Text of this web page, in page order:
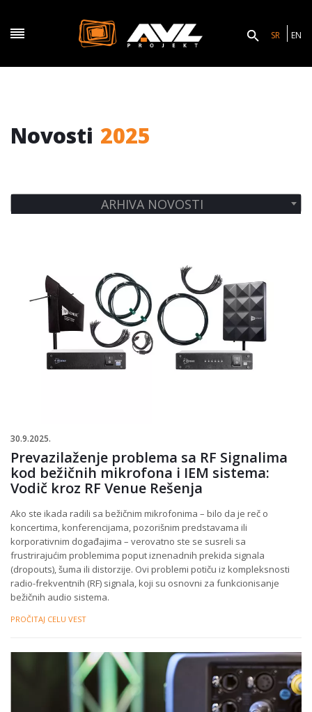
SR EN
Novosti 2025
ARHIVA NOVOSTI
30.9.2025.
Prevazilaženje problema sa RF Signalima
kod bežičnih mikrofona i IEM sistema:
Vodič kroz RF Venue Rešenja
Ako ste ikada radili sa bežičnim mikrofonima – bilo da je reč o
koncertima, konferencijama, pozorišnim predstavama ili
korporativnim događajima – verovatno ste se susreli sa
frustrirajućim problemima poput iznenadnih prekida signala
(dropouts), šuma ili distorzije. Ovi problemi potiču iz kompleksnosti
radio-frekventnih (RF) signala, koji su osnovni za funkcionisanje
bežičnih audio sistema.
PROČITAJ CELU VEST